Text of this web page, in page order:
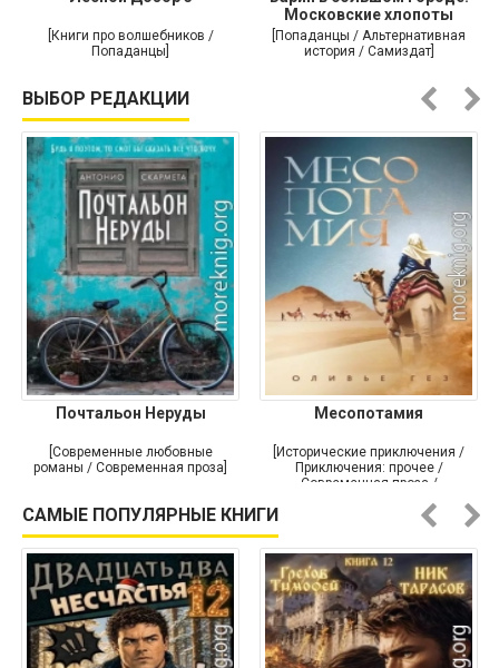
[Книги про волшебников /
Попаданцы]
Московские хлопоты
[Попаданцы / Альтернативная
история / Самиздат]
ВЫБОР РЕДАКЦИИ
Почтальон Неруды
[Современные любовные
романы / Современная проза]
Месопотамия
[Исторические приключения /
Приключения: прочее /
Современная проза /
САМЫЕ ПОПУЛЯРНЫЕ КНИГИ